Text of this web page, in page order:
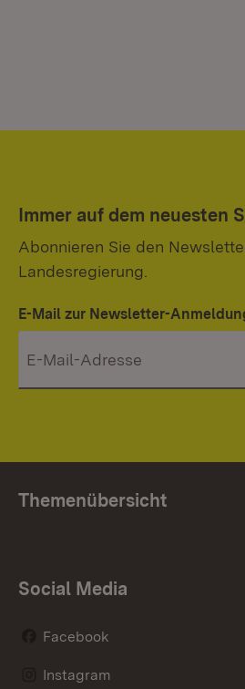
Immer auf dem neuesten
Abonnieren Sie den
Landesregierung.
E-Mail zur Newsletter-
Themenübersicht
Social Media
Facebook
Instagram